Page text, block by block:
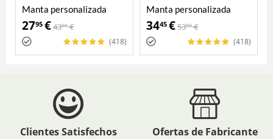
Manta personalizada
2795 €4300 €
(418)
Manta personalizada
3445 €5300 €
(418)
Clientes Satisfechos Ofertas de Fabricante